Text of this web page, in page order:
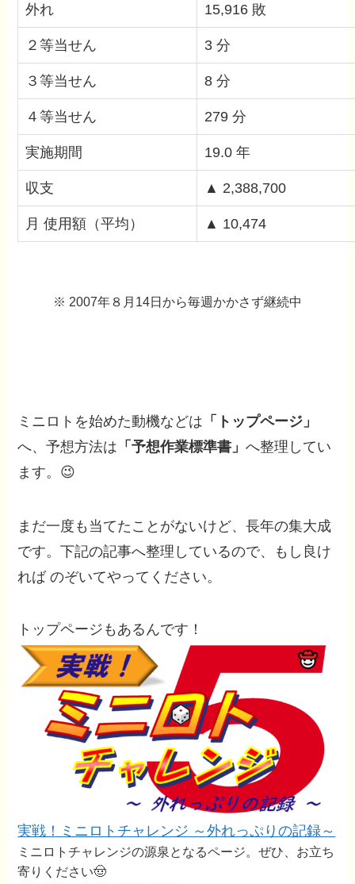
外れ 15,916 敗
２等当せん 3 分
３等当せん 8 分
４等当せん 279 分
実施期間 19.0 年
収支 ▲ 2,388,700
月 使用額（平均） ▲ 10,474
※ 2007年８月14日から毎週かかさず継続中
ミニロトを始めた動機などは 「トップページ」
へ、予想方法は 「予想作業標準書」へ整理してい
ます。😉
まだ一度も当てたことがないけど、長年の集大成
です。下記の記事へ整理しているので、もし良け
れば のぞいてやってください。
トップページもあるんです！
実戦！ミニロトチャレンジ ～外れっぷりの記録～
ミニロトチャレンジの源泉となるページ。ぜひ、お立ち
寄りください🤠